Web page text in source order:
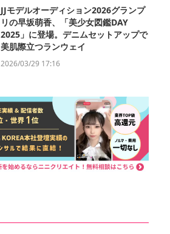
JJモデルオーディション2026グランプ
リの早坂萌香、「美少女図鑑DAY
2025」に登場。デニムセットアップで
美肌際立つランウェイ
2026/03/29 17:16